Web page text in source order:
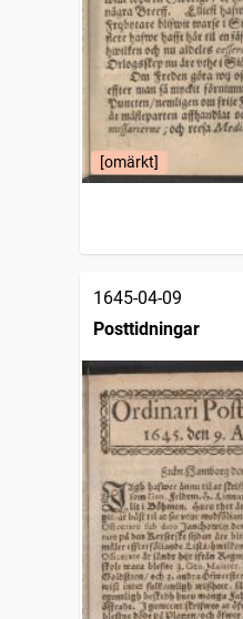
[omärkt]
1645-04-09
Posttidningar